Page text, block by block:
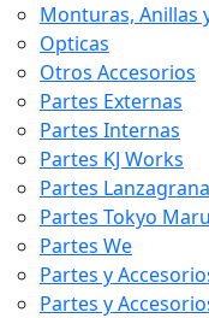
Monturas, Anillas
Opticas
Otros Accesorios
Partes Externas
Partes Internas
Partes KJ Works
Partes
Partes Tokyo
Partes We
Partes y
Partes y